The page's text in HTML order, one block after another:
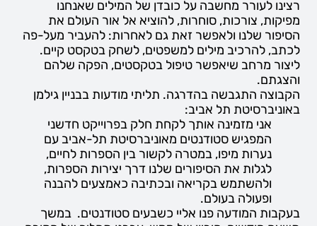
רצינו לעורר מחשבה על כובדן של המילים שאנחנו
מפיקות, צורכות, סוחרות, להוציא אל אור העולם את
הסיפור שלנו ולאפשר זאת גם לאחרות: להעביר מעל-פה
לכתב, להרכיב מילים למשפטים, לשחק בטקסט קיים.
ליצור מרחב שיאפשר טיפול בטקסטים, הפקה שלהם
והצגתם.
הקבוצה התגבשה בהדרגה. תליתי מודעות בבניין גילמן
באוניברסיטת תל אביב:
אני מזמינה אותך לקחת חלק בפרוייקט חדשני
המפגיש סטודנטים מאוניברסיטת תל-אביב עם
נערות מיפו, במטרה לקשור בין הספרות לחיים,
לגלות את הסיפורים שלנו דרך יצירות הספרות,
ולהשתמש בקריאה ובכתיבה כאמצעים להבנה
ופעולה בעולם.
בעקבות המודעה פנו אליי כשבעים סטודנטים. במשך